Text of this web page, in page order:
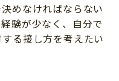
めなければならない
験が少なく、自分で
る接し方を考えたい